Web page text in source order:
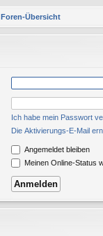
Foren-Übersicht
Ich habe mein Passwort
Die Aktivierungs-E-Mail
Angemeldet bleiben
Meinen Online-Status